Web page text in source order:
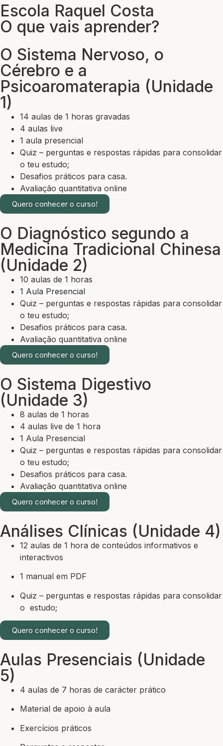
Escola Raquel Costa
O que vais aprender?
O Sistema Nervoso, o
Cérebro e a
Psicoaromaterapia (Unidade
1)
14 aulas de 1 horas gravadas
4 aulas live
1 aula presencial
Quiz – perguntas e respostas rápidas para consolidar
o teu estudo;
Desafios práticos para casa.
Avaliação quantitativa online
Quero conhecer o curso!
O Diagnóstico segundo a
Medicina Tradicional Chinesa
(Unidade 2)
10 aulas de 1 horas
1 Aula Presencial
Quiz – perguntas e respostas rápidas para consolidar
o teu estudo;
Desafios práticos para casa.
Avaliação quantitativa online
Quero conhecer o curso!
O Sistema Digestivo
(Unidade 3)
8 aulas de 1 horas
4 aulas live de 1 hora
1 Aula Presencial
Quiz – perguntas e respostas rápidas para consolidar
o teu estudo;
Desafios práticos para casa.
Avaliação quantitativa online
Quero conhecer o curso!
Análises Clínicas (Unidade 4)
12 aulas de 1 hora de conteúdos informativos e
interactivos
1 manual em PDF
Quiz – perguntas e respostas rápidas para consolidar
o estudo;
Quero conhecer o curso!
Aulas Presenciais (Unidade
5)
4 aulas de 7 horas de carácter prático
Material de apoio à aula
Exercícios práticos